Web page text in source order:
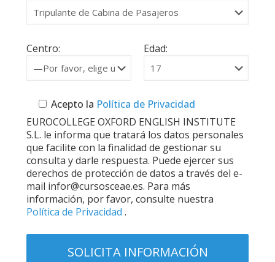
Centro: Edad:
Acepto la Política de Privacidad
EUROCOLLEGE OXFORD ENGLISH INSTITUTE
S.L. le informa que tratará los datos personales
que facilite con la finalidad de gestionar su
consulta y darle respuesta. Puede ejercer sus
derechos de protección de datos a través del e-
mail infor@cursosceae.es. Para más
información, por favor, consulte nuestra
Política de Privacidad .